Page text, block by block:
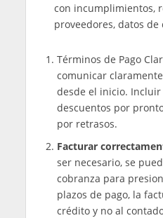
con incumplimientos,
proveedores, datos de
Términos de Pago
comunicar
desde el inicio.
descuentos por
por retrasos.
Facturar
ser necesario, se
cobranza para
plazos de pago, la
crédito y no al